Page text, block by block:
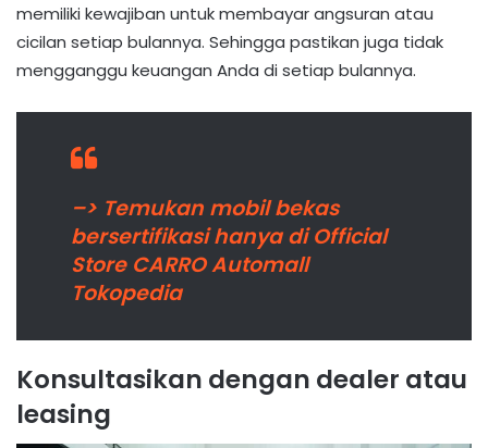
memiliki kewajiban untuk membayar angsuran atau
cicilan setiap bulannya. Sehingga pastikan juga tidak
mengganggu keuangan Anda di setiap bulannya.
–> Temukan mobil bekas
bersertifikasi hanya di Official
Store CARRO Automall
Tokopedia
Konsultasikan dengan dealer atau
leasing